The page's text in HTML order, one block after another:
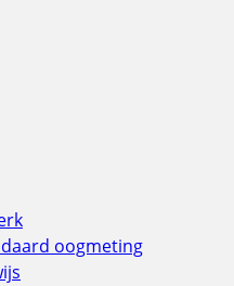
oogmeting